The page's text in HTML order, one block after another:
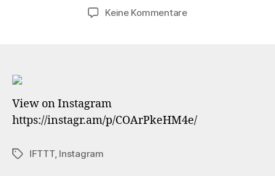
Keine Kommentarezu
…
View on Instagram
https://instagr.am/p/COArPkeHM4e/
Schlagwörter
IFTTT, Instagram